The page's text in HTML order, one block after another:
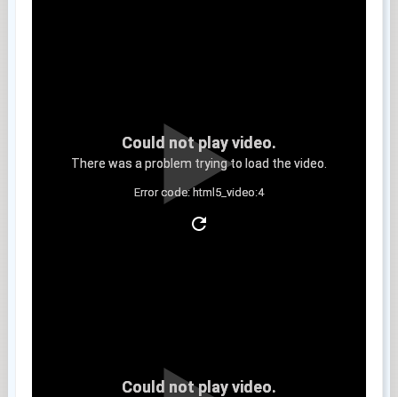
Could not play video.
There was a problem trying to load the video.
Error code: html5_video:4
Could not play video.